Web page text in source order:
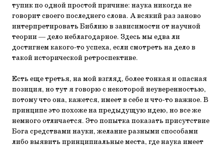
тупик по одной простой причине: наука никогда не
говорит своего последнего слова. А всякий раз заново
интерпретировать Библию в зависимости от научной
теории — дело неблагодарное. Здесь мы едва ли
достигнем какого-то успеха, если смотреть на дело в
такой исторической ретроспективе.
Есть еще третья, на мой взгляд, более тонкая и опасная
позиция, но тут я говорю с некоторой неуверенностью,
потому что она, кажется, имеет в себе и что-то важное. В
принципе это похоже на предыдущую идею, но все же
немного отличается. Это попытка показать присутствие
Бога средствами науки, желание разными способами
либо выявить принципиальные места, где наука имеет